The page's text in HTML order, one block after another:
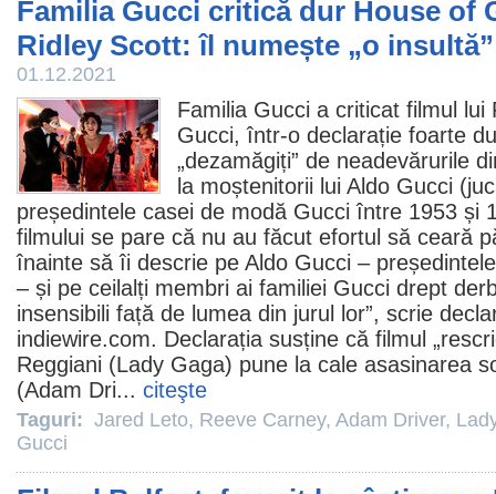
Familia Gucci critică dur House of
Ridley Scott: îl numește „o insultă”
01.12.2021
Familia Gucci a criticat filmul
lui
Gucci, într-o declarație foarte
„dezamăgiți” de neadevărurile
la moștenitorii lui Aldo Gucci
președintele casei de modă Gucci între 1953 și
filmului se pare că nu au făcut efortul să ceară
înainte să îi descrie pe Aldo Gucci –
– și pe ceilalți membri ai familiei Gucci drept
insensibili față de lumea din jurul lor”, scrie
indiewire.com. Declarația susține că filmul
Reggiani (Lady Gaga) pune la cale asasinarea
(Adam Dri... citeşte
Taguri: Jared Leto, Reeve Carney, Adam Driver,
Gucci